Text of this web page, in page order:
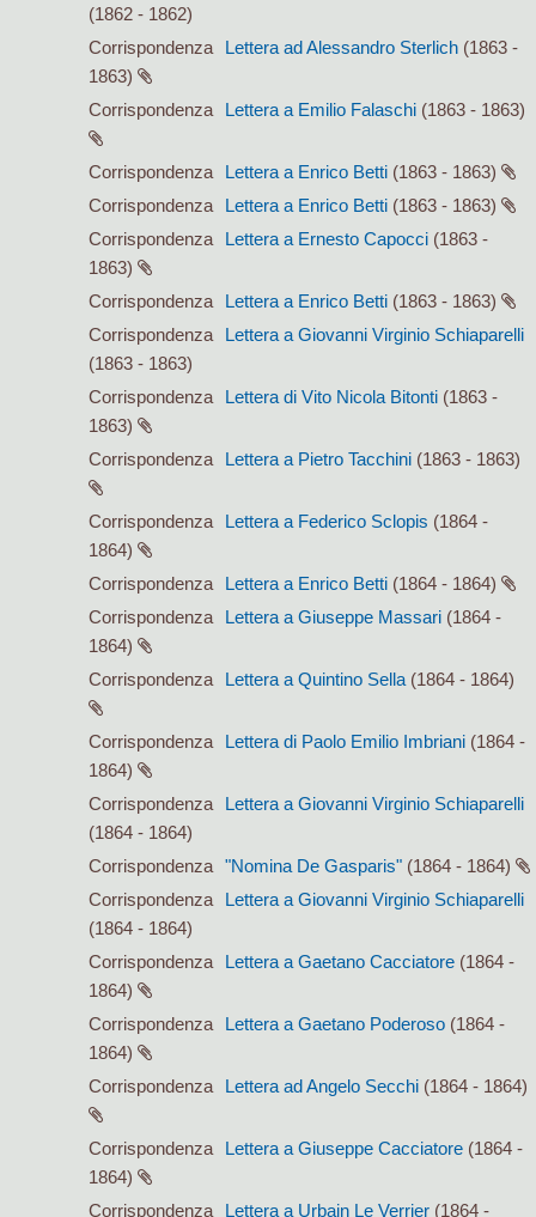
(1862 - 1862)
Corrispondenza
Lettera ad Alessandro Sterlich (1863 -
1863)
Corrispondenza
Lettera a Emilio Falaschi (1863 - 1863)
Corrispondenza Lettera a Enrico Betti (1863 - 1863)
Corrispondenza
Lettera a Enrico Betti (1863 - 1863)
Corrispondenza
Lettera a Ernesto Capocci (1863 -
1863)
Corrispondenza
Lettera a Enrico Betti (1863 - 1863)
Corrispondenza
Lettera a Giovanni Virginio Schiaparelli
(1863 - 1863)
Corrispondenza
Lettera di Vito Nicola Bitonti (1863 -
1863)
Corrispondenza
Lettera a Pietro Tacchini (1863 - 1863)
Corrispondenza Lettera a Federico Sclopis (1864 -
1864)
Corrispondenza
Lettera a Enrico Betti (1864 - 1864)
Corrispondenza
Lettera a Giuseppe Massari (1864 -
1864)
Corrispondenza
Lettera a Quintino Sella (1864 - 1864)
Corrispondenza Lettera di Paolo Emilio Imbriani (1864 -
1864)
Corrispondenza
Lettera a Giovanni Virginio Schiaparelli
(1864 - 1864)
Corrispondenza
"Nomina De Gasparis" (1864 - 1864)
Corrispondenza
Lettera a Giovanni Virginio Schiaparelli
(1864 - 1864)
Corrispondenza
Lettera a Gaetano Cacciatore (1864 -
1864)
Corrispondenza
Lettera a Gaetano Poderoso (1864 -
1864)
Corrispondenza
Lettera ad Angelo Secchi (1864 - 1864)
Corrispondenza Lettera a Giuseppe Cacciatore (1864 -
1864)
Corrispondenza
Lettera a Urbain Le Verrier (1864 -